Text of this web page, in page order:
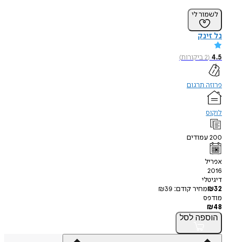
לשמור לי
נל זינק
4.5
(
2ביקורות)
פרוזה תרגום
לוקוס
200עמודים
אפריל
2016
דיגיטלי
₪32 מחיר קודם: ₪39
מודפס
₪48
הוספה לסל